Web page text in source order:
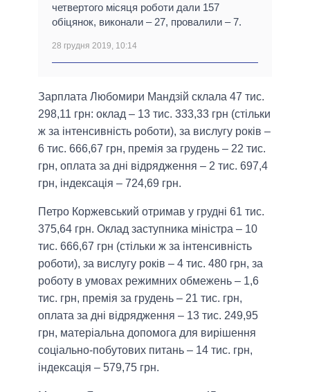
четвертого місяця роботи дали 157
обіцянок, виконали – 27, провалили – 7.
28 грудня 2019, 10:14
Зарплата Любомири Мандзій склала 47 тис.
298,11 грн: оклад – 13 тис. 333,33 грн (стільки
ж за інтенсивність роботи), за вислугу років –
6 тис. 666,67 грн, премія за грудень – 22 тис.
грн, оплата за дні відрядження – 2 тис. 697,4
грн, індексація – 724,69 грн.
Петро Коржевський отримав у грудні 61 тис.
375,64 грн. Оклад заступника міністра – 10
тис. 666,67 грн (стільки ж за інтенсивність
роботи), за вислугу років – 4 тис. 480 грн, за
роботу в умовах режимних обмежень – 1,6
тис. грн, премія за грудень – 21 тис. грн,
оплата за дні відрядження – 13 тис. 249,95
грн, матеріальна допомога для вирішення
соціально-побутових питань – 14 тис. грн,
індексація – 579,75 грн.